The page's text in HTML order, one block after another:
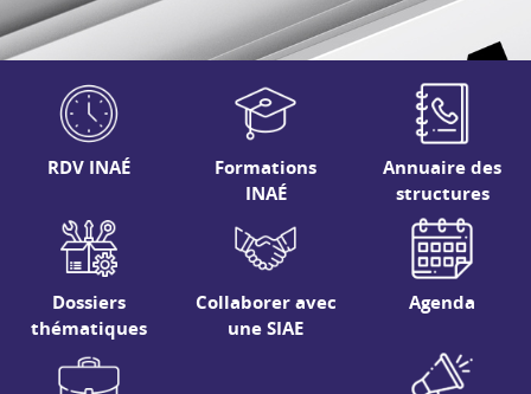
RDV INAÉ
Formations
INAÉ
Annuaire des
structures
Dossiers
thématiques
Collaborer avec
une SIAE
Agenda